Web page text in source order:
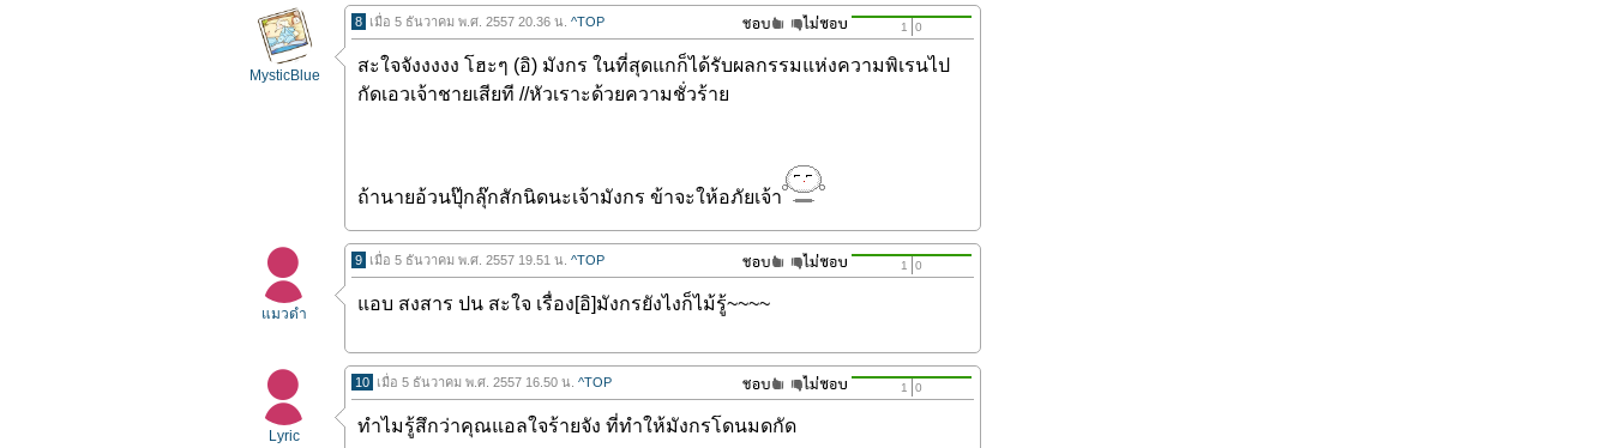
MysticBlue
8 เมื่อ 5 ธันวาคม พ.ศ. 2557 20.36 น. ^TOP 1 0
สะใจจังงงงง โฮะๆ (อิ) มังกร ในที่สุดแกก็ได้รับผลกรรมแห่งความพิเรนไป
กัดเอวเจ้าชายเสียที //หัวเราะด้วยความชั่วร้าย
ถ้านายอ้วนปุ๊กลุ๊กสักนิดนะเจ้ามังกร ข้าจะให้อภัยเจ้า
แมวดำ
9 เมื่อ 5 ธันวาคม พ.ศ. 2557 19.51 น. ^TOP 1 0
แอบ สงสาร ปน สะใจ เรื่อง[อิ]มังกรยังไงก็ไม้รู้~~~~
Lyric
10 เมื่อ 5 ธันวาคม พ.ศ. 2557 16.50 น. ^TOP 1 0
ทำไมรู้สึกว่าคุณแอลใจร้ายจัง ที่ทำให้มังกรโดนมดกัด